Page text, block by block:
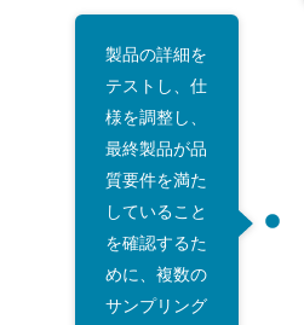
製品の詳細を
テストし、仕
様を調整し、
最終製品が品
質要件を満た
していること
を確認するた
めに、複数の
サンプリング